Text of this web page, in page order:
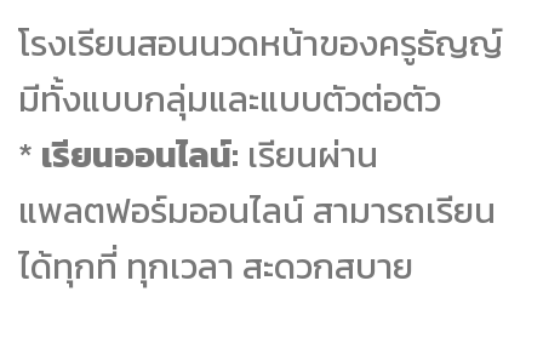
โรงเรียนสอนนวดหน้าของครูธัญญ์
มีทั้งแบบกลุ่มและแบบตัวต่อตัว
* เรียนออนไลน์: เรียนผ่าน
แพลตฟอร์มออนไลน์ สามารถเรียน
ได้ทุกที่ ทุกเวลา สะดวกสบาย